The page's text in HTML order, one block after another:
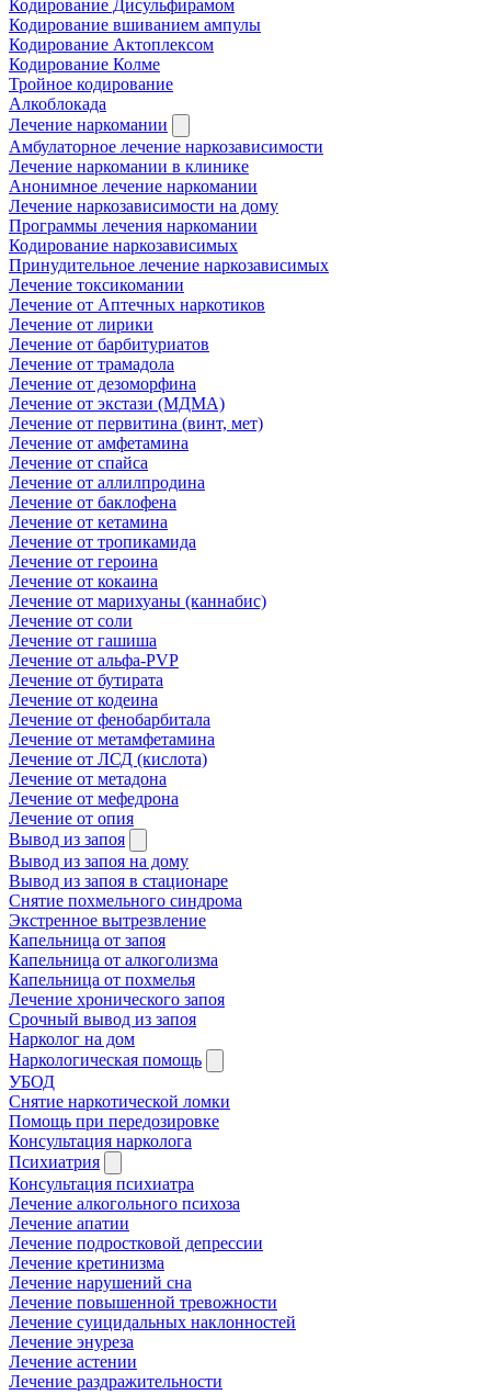
Кодирование Дисульфирамом
Кодирование вшиванием ампулы
Кодирование Актоплексом
Кодирование Колме
Тройное кодирование
Алкоблокада
Лечение наркомании
Амбулаторное лечение наркозависимости
Лечение наркомании в клинике
Анонимное лечение наркомании
Лечение наркозависимости на дому
Программы лечения наркомании
Кодирование наркозависимых
Принудительное лечение наркозависимых
Лечение токсикомании
Лечение от Аптечных наркотиков
Лечение от лирики
Лечение от барбитуриатов
Лечение от трамадола
Лечение от дезоморфина
Лечение от экстази (МДМА)
Лечение от первитина (винт, мет)
Лечение от амфетамина
Лечение от спайса
Лечение от аллилпродина
Лечение от баклофена
Лечение от кетамина
Лечение от тропикамида
Лечение от героина
Лечение от кокаина
Лечение от марихуаны (каннабис)
Лечение от соли
Лечение от гашиша
Лечение от альфа-PVP
Лечение от бутирата
Лечение от кодеина
Лечение от фенобарбитала
Лечение от метамфетамина
Лечение от ЛСД (кислота)
Лечение от метадона
Лечение от мефедрона
Лечение от опия
Вывод из запоя
Вывод из запоя на дому
Вывод из запоя в стационаре
Снятие похмельного синдрома
Экстренное вытрезвление
Капельница от запоя
Капельница от алкоголизма
Капельница от похмелья
Лечение хронического запоя
Срочный вывод из запоя
Нарколог на дом
Наркологическая помощь
УБОД
Снятие наркотической ломки
Помощь при передозировке
Консультация нарколога
Психиатрия
Консультация психиатра
Лечение алкогольного психоза
Лечение апатии
Лечение подростковой депрессии
Лечение кретинизма
Лечение нарушений сна
Лечение повышенной тревожности
Лечение суицидальных наклонностей
Лечение энуреза
Лечение астении
Лечение раздражительности